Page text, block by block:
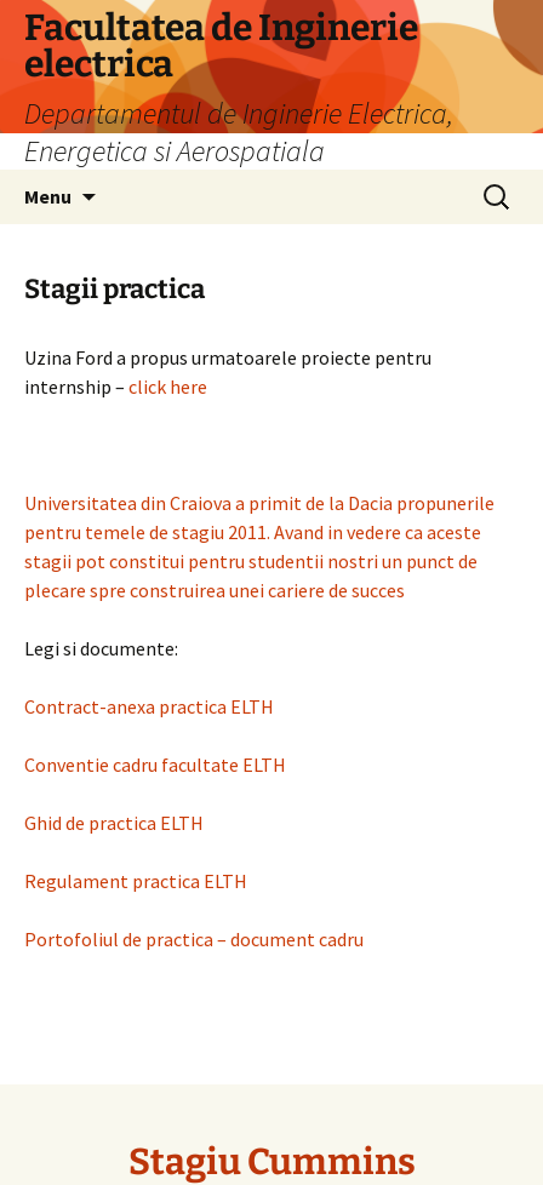
Skip
content
Facultatea de Inginerie
electrica
Departamentul de Inginerie Electrica,
Energetica si Aerospatiala
Menu
Search
for:
Stagii practica
Uzina Ford a propus urmatoarele proiecte pentru
internship – click here
Universitatea din Craiova a primit de la Dacia propunerile
pentru temele de stagiu 2011. Avand in vedere ca aceste
stagii pot constitui pentru studentii nostri un punct de
plecare spre construirea unei cariere de succes
Legi si documente:
Contract-anexa practica ELTH
Conventie cadru facultate ELTH
Ghid de practica ELTH
Regulament practica ELTH
Portofoliul de practica – document cadru
Stagiu Cummins